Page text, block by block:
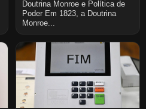
Doutrina Monroe e Política de
Poder Em 1823, a Doutrina
Monroe...